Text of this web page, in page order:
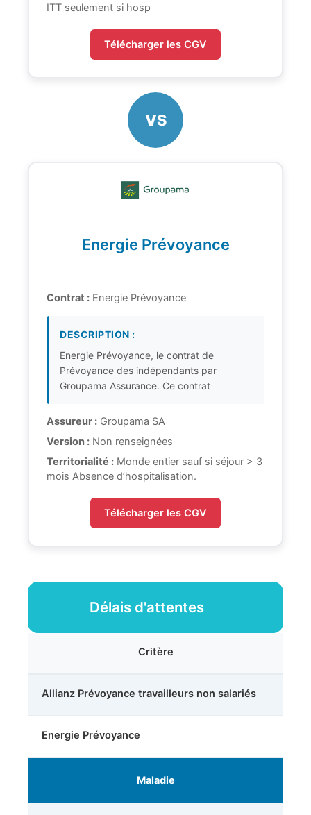
ITT seulement si hosp
Télécharger les CGV
VS
Energie Prévoyance
Contrat : Energie Prévoyance
DESCRIPTION :
Energie Prévoyance, le contrat de
Prévoyance des indépendants par
Groupama Assurance. Ce contrat
Assureur : Groupama SA
Version : Non renseignées
Territorialité : Monde entier sauf si séjour > 3
mois Absence d’hospitalisation.
Télécharger les CGV
Délais d'attentes
Critère
Allianz Prévoyance travailleurs non salariés
Energie Prévoyance
Maladie